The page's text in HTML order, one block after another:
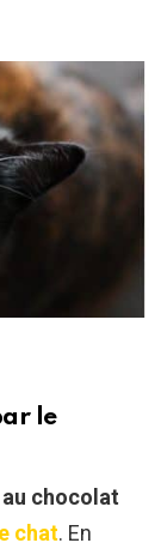
le
chocolat
le chat. En